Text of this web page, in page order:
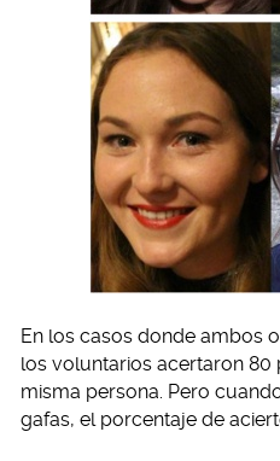
En los casos donde ambos
los voluntarios acertaron 80
misma persona. Pero
gafas, el porcentaje de